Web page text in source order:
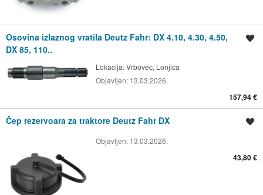
Osovina izlaznog vratila Deutz Fahr: DX 4.10, 4.30, 4.50,
DX 85, 110..
Lokacija:Vrbovec, Lonjica
Objavljen: 13.03.2026.
157,94 €
Čep rezervoara za traktore Deutz Fahr DX
Objavljen: 13.03.2026.
43,80 €